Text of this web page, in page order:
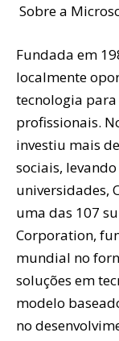
Sobre a
Fundada em
localmente
tecnologia
profissionais.
investiu mais
sociais,
universidades,
uma das 107
Corporation,
mundial no
soluções em
modelo
no